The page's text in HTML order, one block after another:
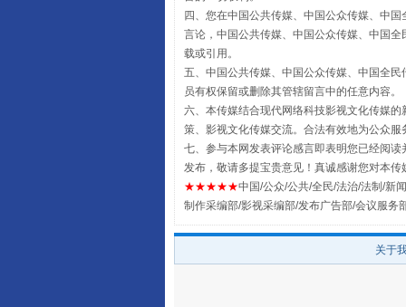
全民健身五年计划来了！等你
四、您在中国公共传媒、中国公众传媒、中
言论，中国公共传媒、中国公众传媒、中国
载或引用。
五、中国公共传媒、中国公众传媒、中国全
员有权保留或删除其管辖留言中的任意内容。
六、本传媒结合现代网络科技影视文化传媒
策、影视文化传媒交流。合法有效地为公众
七、参与本网发表评论感言即表明您已经阅
发布，敬请多提宝贵意见！真诚感谢您对本
★★★★★中国/公众/公共/全民/法治/法制/新
制作采编部/影视采编部/发布广告部/会议服务
关于